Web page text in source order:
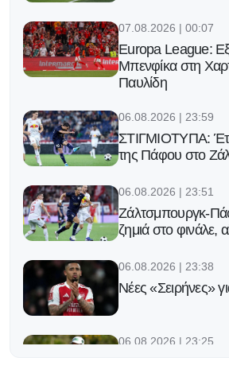
07.08.2026 | 00:07
Europa League:
Μπενφίκα στη
Παυλίδη
06.08.2026 | 23:59
ΣΤΙΓΜΙΟΤΥΠΑ:
της Πάφου στο
06.08.2026 | 23:51
Ζάλτσμπουργκ-
ζημιά στο φινάλε,
06.08.2026 | 23:38
Νέες «Σειρήνες»
06.08.2026 | 23:25